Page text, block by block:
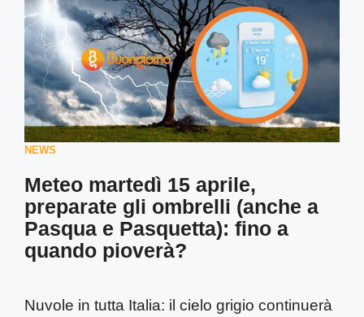
NEWS
Meteo martedì 15 aprile,
preparate gli ombrelli (anche a
Pasqua e Pasquetta): fino a
quando pioverà?
Nuvole in tutta Italia: il cielo grigio continuerà